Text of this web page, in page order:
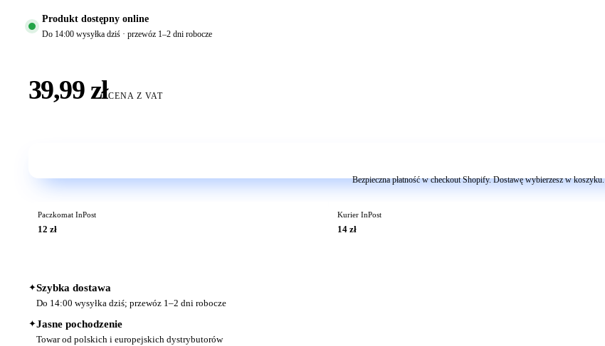
Produkt dostępny online
Do 14:00 wysyłka dziś · przewóz 1–2 dni robocze
39,99 złCENA Z VAT
Bezpieczna płatność w checkout Shopify. Dostawę wybierzesz w koszyku.
Paczkomat InPost
12 zł
Kurier InPost
14 zł
✦Szybka dostawa
Do 14:00 wysyłka dziś; przewóz 1–2 dni robocze
✦Jasne pochodzenie
Towar od polskich i europejskich dystrybutorów